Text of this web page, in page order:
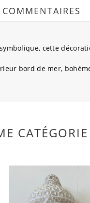
COMMENTAIRES
cette
bord de mer,